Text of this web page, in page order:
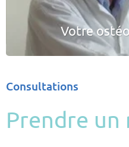
Votre
Consultations
Prendre un